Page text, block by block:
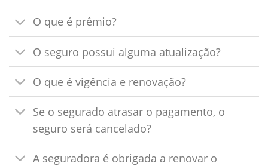
O que é prêmio?
O seguro possui alguma atualização?
O que é vigência e renovação?
Se o segurado atrasar o pagamento, o
seguro será cancelado?
A seguradora é obrigada a renovar o